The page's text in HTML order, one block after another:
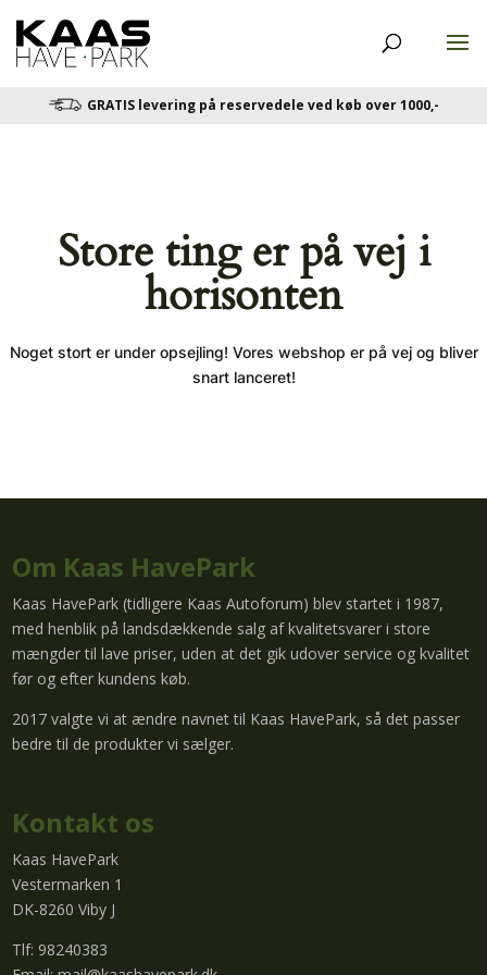
GRATIS levering på reservedele ved køb over 1000,-
Store ting er på vej i
horisonten
Noget stort er under opsejling! Vores webshop er på vej og bliver
snart lanceret!
Om Kaas HavePark
Kaas HavePark (tidligere Kaas Autoforum) blev startet i 1987,
med henblik på landsdækkende salg af kvalitetsvarer i store
mængder til lave priser, uden at det gik udover service og kvalitet
før og efter kundens køb.
2017 valgte vi at ændre navnet til Kaas HavePark, så det passer
bedre til de produkter vi sælger.
Kontakt os
Kaas HavePark
Vestermarken 1
DK-8260 Viby J
Tlf: 98240383